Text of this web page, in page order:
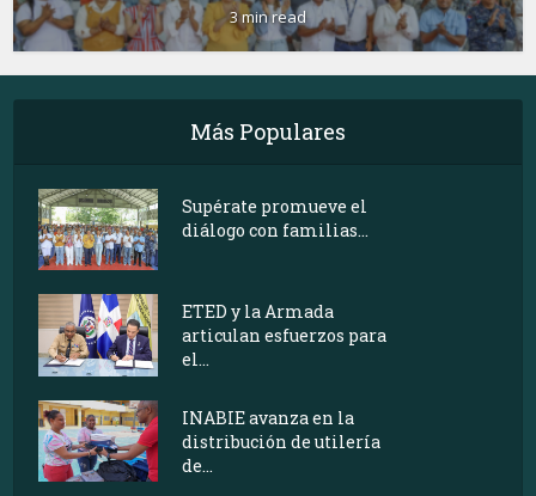
3 min read
Más Populares
Supérate promueve el
diálogo con familias...
ETED y la Armada
articulan esfuerzos para
el...
INABIE avanza en la
distribución de utilería
de...